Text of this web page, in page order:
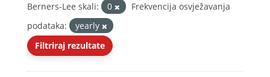
Berners-Lee skali:
0
Frekvencija osvježavanja
podataka:
yearly
Filtriraj rezultate